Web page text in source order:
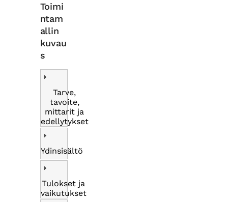
Toimi
ntam
allin
kuvau
s
Tarve,
tavoite,
mittarit ja
edellytykset
Ydinsisältö
Tulokset ja
vaikutukset